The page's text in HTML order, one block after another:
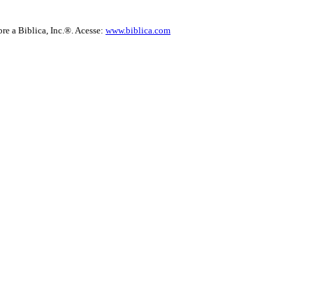
a Biblica, Inc.®. Acesse: www.biblica.com